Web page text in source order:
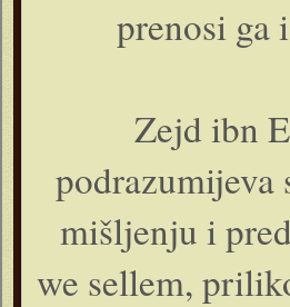
prenosi ga
Zejd ibn
mišljenju i
we sellem,